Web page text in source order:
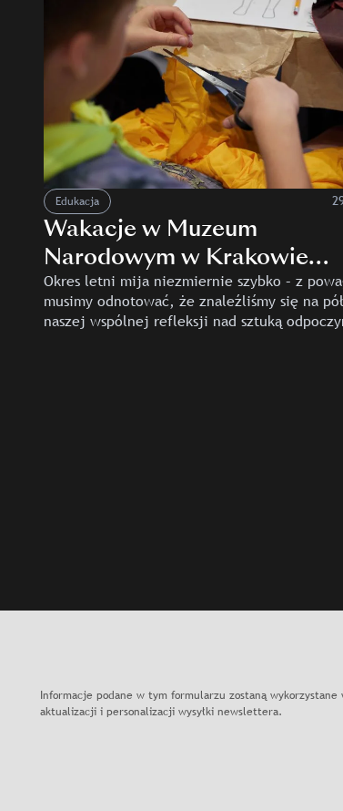
Edukacja
Wakacje w Muzeum
Narodowym w Krakowie
trwają w najlepsze!
Okres letni mija niezmiernie szybko – z
musimy odnotować, że znaleźliśmy się na
naszej wspólnej refleksji nad sztuką
Informacje podane w tym formularzu zostaną
aktualizacji i personalizacji wysyłki newslettera.